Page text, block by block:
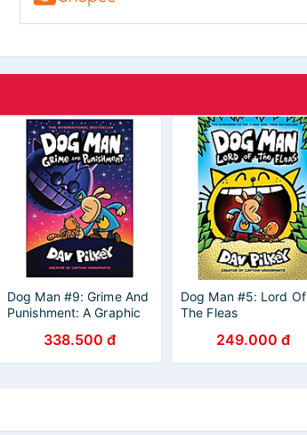
Dog Man #9: Grime And
Punishment: A Graphic
338.500 đ
Dog Man #5: Lord Of
The Fleas
249.000 đ